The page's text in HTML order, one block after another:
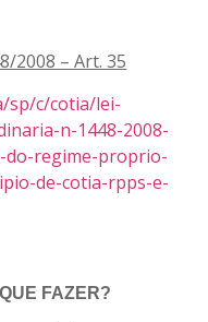
2008 – Art. 35
sp/c/cotia/lei-
n-1448-2008-
do-regime-proprio-
de-cotia-rpps-e-
FAZER?